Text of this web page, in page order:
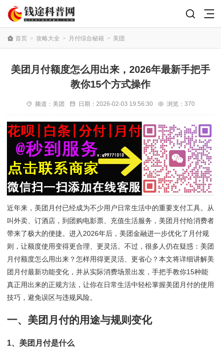
首页 > 攻略大全 > 月付综合秘籍 > 美团
美团月付额度怎么用出来，2026年最新手把手
教你15个方式操作
频道： 美团 日期： 2026-02-03 19:56:30 浏览：370
近年来，美团月付已经成为不少用户日常生活中的重要支付工具。从
叫外卖、订酒店，到团购电影票、充值生活服务，美团月付给消费者
带来了极大的便捷。进入2026年后，美团金融进一步优化了月付规
则，让额度使用变得更合理、更灵活。不过，很多人仍在疑惑：美团
月付额度怎么用出来？怎样用得更灵活、更省心？本文将详细讲解美
团月付最新功能变化，并从实际消费场景出发，手把手教你15种能
真正用出来的正规方法，让你在日常生活中轻松掌握美团月付的使用
技巧，避免误区与违规风险。
一、美团月付的用途与规则变化
1、美团月付是什么